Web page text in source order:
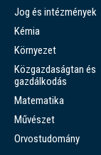
Jog és intézmények
Kémia
Környezet
Közgazdaságtan és
gazdálkodás
Matematika
Művészet
Orvostudomány